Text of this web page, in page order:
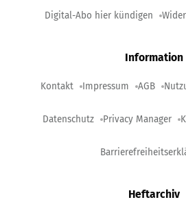
Digital-Abo hier kündigen
Information
Kontakt Impressum AGB
Datenschutz Privacy Manager
Heftarchiv